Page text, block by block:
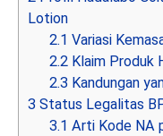
Lotion
2.1 Variasi
2.2 Klaim Produk
2.3 Kandungan
3 Status Legalitas
3.1 Arti Kode NA